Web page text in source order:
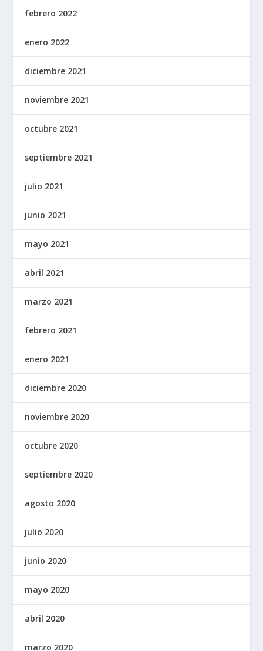
febrero 2022
enero 2022
diciembre 2021
noviembre 2021
octubre 2021
septiembre 2021
julio 2021
junio 2021
mayo 2021
abril 2021
marzo 2021
febrero 2021
enero 2021
diciembre 2020
noviembre 2020
octubre 2020
septiembre 2020
agosto 2020
julio 2020
junio 2020
mayo 2020
abril 2020
marzo 2020